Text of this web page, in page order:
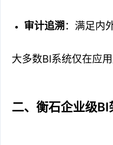
审计追溯 ：满足内
大多数BI系统仅在应
二、衡石企业级